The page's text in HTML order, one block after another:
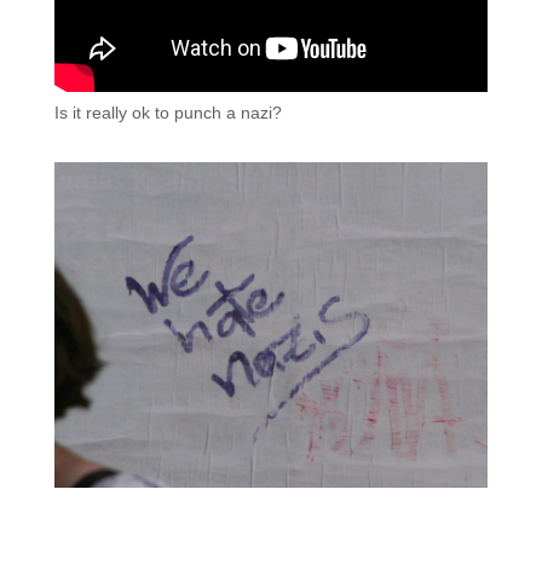
Is it really ok to punch a nazi?